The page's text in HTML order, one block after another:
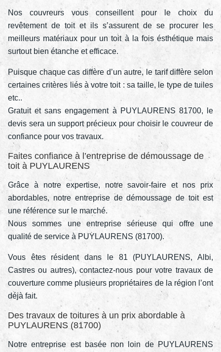
Nos couvreurs vous conseillent pour le choix du
revêtement de toit et ils s’assurent de se procurer les
meilleurs matériaux pour un toit à la fois ésthétique mais
surtout bien étanche et efficace.
Puisque chaque cas diffère d’un autre, le tarif diffère selon
certaines critères liés à votre toit : sa taille, le type de tuiles
etc..
Gratuit et sans engagement à PUYLAURENS 81700, le
devis sera un support précieux pour choisir le couvreur de
confiance pour vos travaux.
Faites confiance à l’entreprise de démoussage de
toit à PUYLAURENS
Grâce à notre expertise, notre savoir-faire et nos prix
abordables, notre entreprise de démoussage de toit est
une référence sur le marché.
Nous sommes une entreprise sérieuse qui offre une
qualité de service à PUYLAURENS (81700).
Vous êtes résident dans le 81 (PUYLAURENS, Albi,
Castres ou autres), contactez-nous pour votre travaux de
couverture comme plusieurs propriétaires de la région l’ont
déjà fait.
Des travaux de toitures à un prix abordable à
PUYLAURENS (81700)
Notre entreprise est basée non loin de PUYLAURENS